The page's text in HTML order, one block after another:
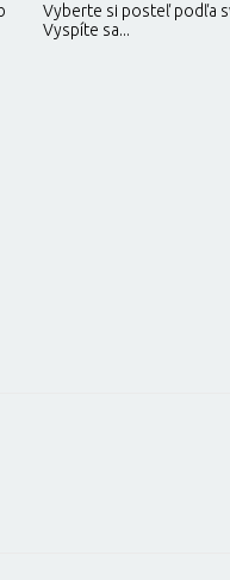
Vyberte si posteľ podľa
Vyspíte sa...